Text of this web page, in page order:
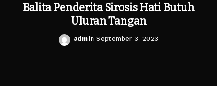
Balita Penderita Sirosis Hati Butuh
Uluran Tangan
Posted
admin September 3, 2023